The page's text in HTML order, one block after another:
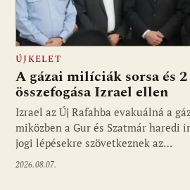
ÚJKELET
A gázai milíciák sorsa és
összefogása Izrael ellen
Izrael az Új Rafahba evakuálná a
miközben a Gur és Szatmár haredi
jogi lépésekre szövetkeznek az…
2026.08.07.